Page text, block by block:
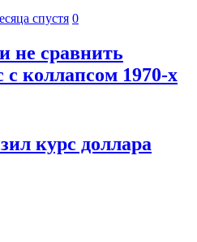
спустя 0
не сравнить
коллапсом 1970-х
курс доллара